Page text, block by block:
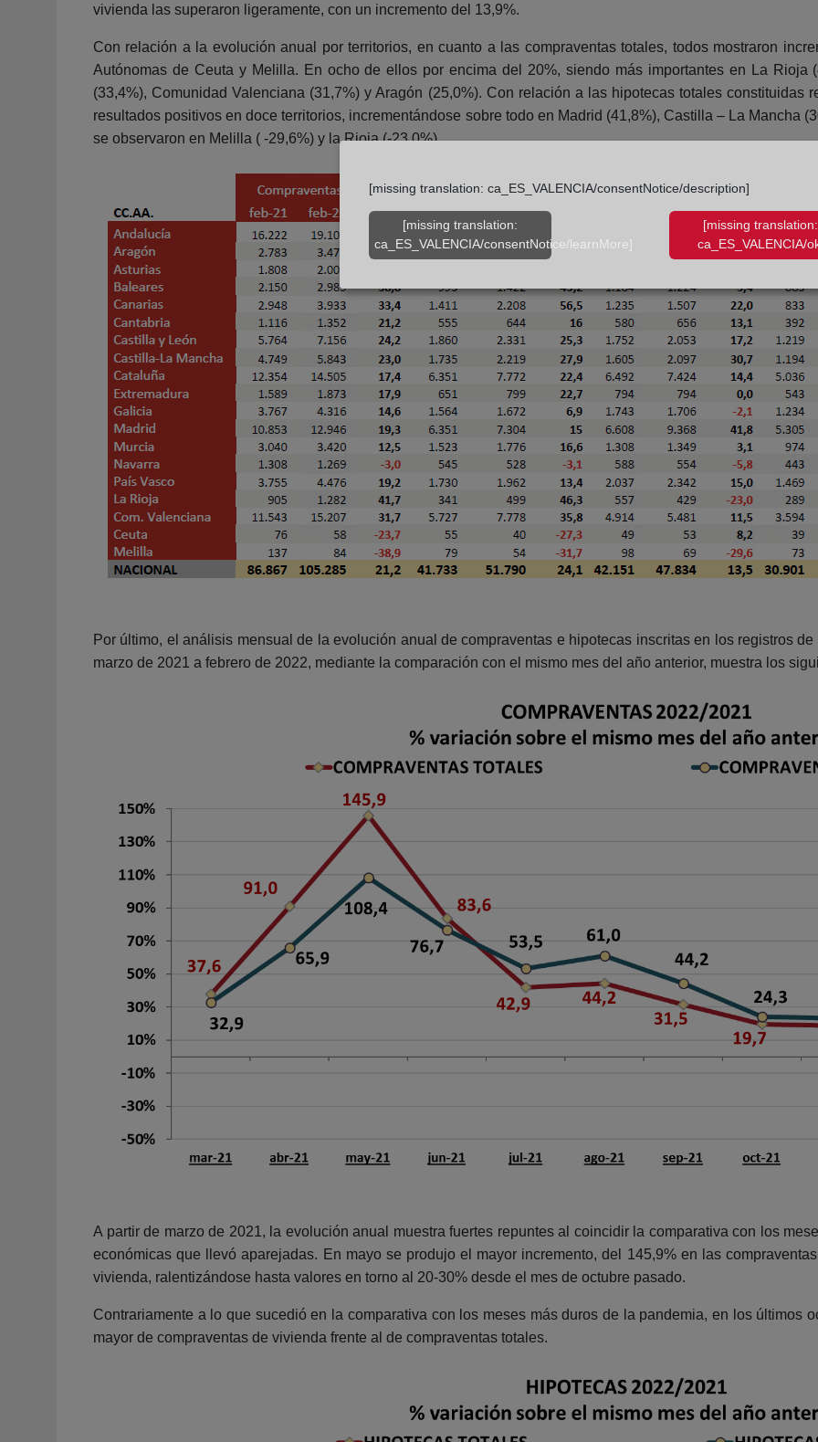
vivienda las superaron ligeramente, con un incremento del 13,9%.
Con relación a la evolución anual por territorios, en cuanto a las compraventas totales, todos mostraron
Autónomas de Ceuta y Melilla. En ocho de ellos por encima del 20%, siendo más importantes en La Rioja
(33,4%), Comunidad Valenciana (31,7%) y Aragón (25,0%). Con relación a las hipotecas totales constituidas
resultados positivos en doce territorios, incrementándose sobre todo en Madrid (41,8%), Castilla – La Mancha
se observaron en Melilla ( -29,6%) y la Rioja (-23,0%).
Por último, el análisis mensual de la evolución anual de compraventas e hipotecas inscritas en los registros
marzo de 2021 a febrero de 2022, mediante la comparación con el mismo mes del año anterior, muestra los
A partir de marzo de 2021, la evolución anual muestra fuertes repuntes al coincidir la comparativa con los
económicas que llevó aparejadas. En mayo se produjo el mayor incremento, del 145,9% en las
vivienda, ralentizándose hasta valores en torno al 20-30% desde el mes de octubre pasado.
Contrariamente a lo que sucedió en la comparativa con los meses más duros de la pandemia, en los últimos
mayor de compraventas de vivienda frente al de compraventas totales.
[missing translation: ca_ES_VALENCIA/consentNotice/description]
[missing translation:
ca_ES_VALENCIA/consentNotice/learnMore]
[missing translation:
ca_ES_VALENCIA/